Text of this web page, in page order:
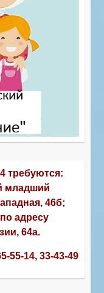
требуются:
младший
46б;
адресу
64а.
55-14, 33-43-49